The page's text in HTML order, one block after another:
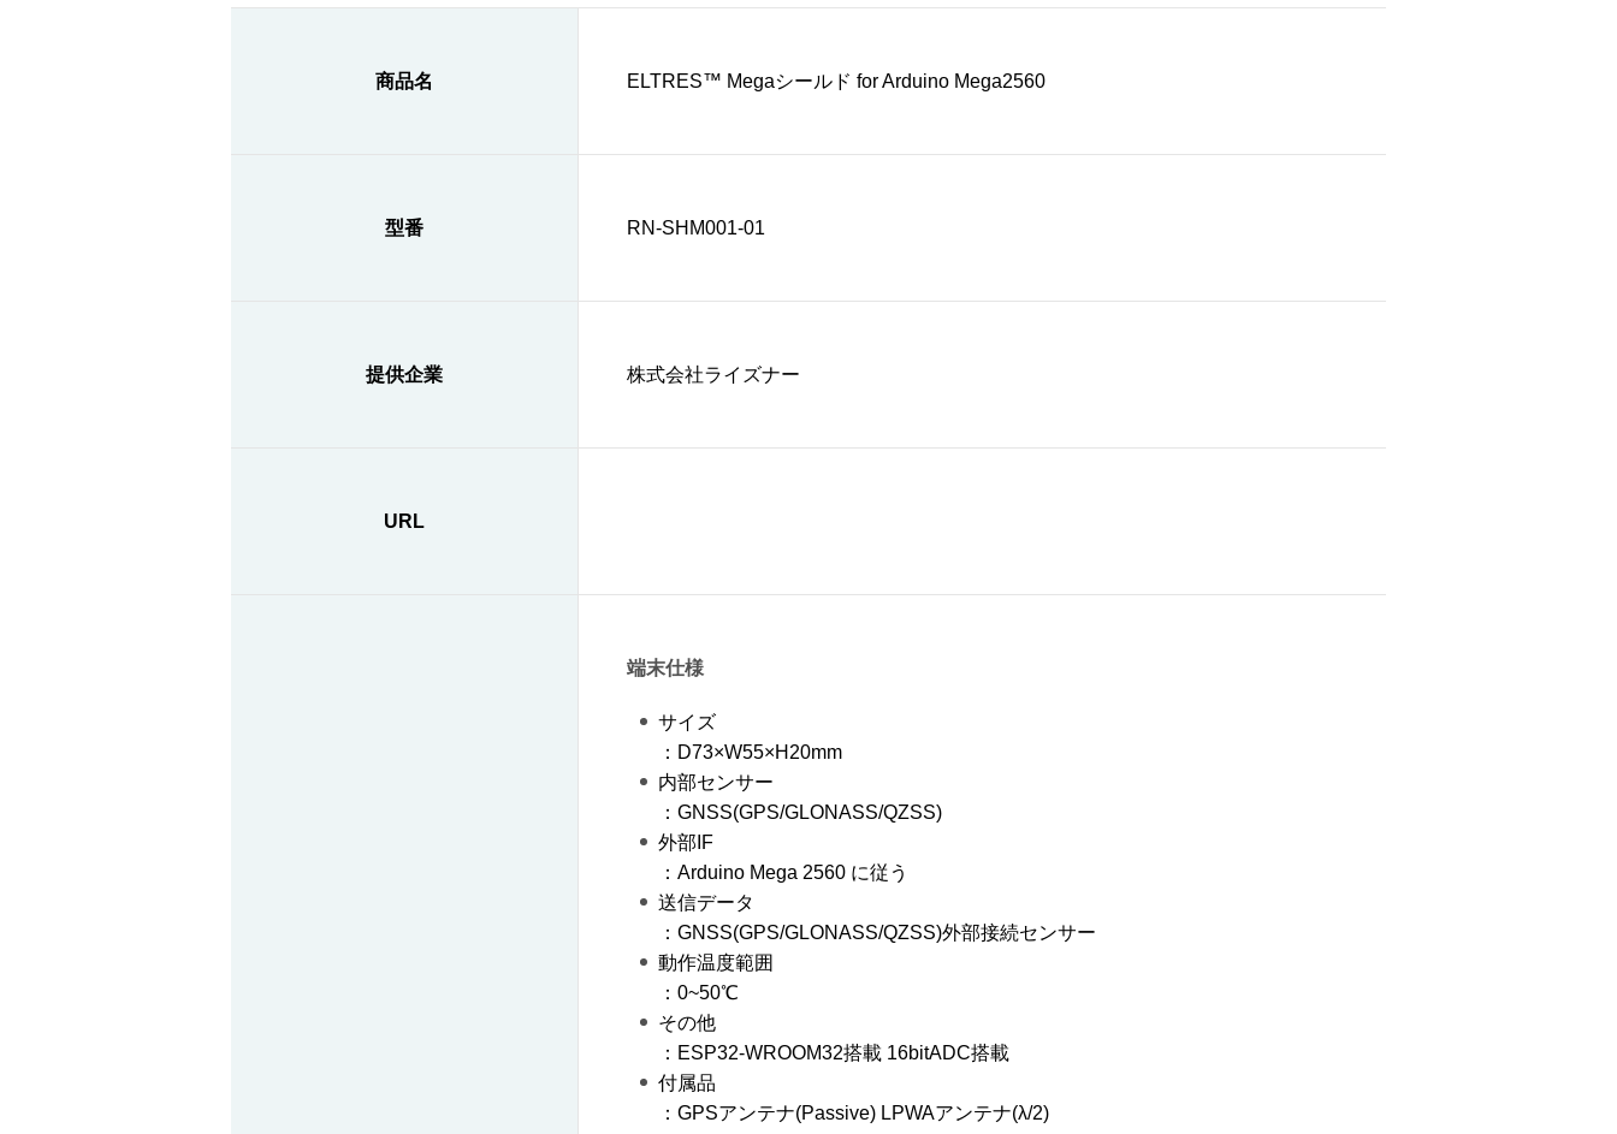
商品名 ELTRES™ Megaシールド for Arduino Mega2560
型番 RN-SHM001-01
提供企業 株式会社ライズナー
URL
端末仕様
サイズ
：D73×W55×H20mm
内部センサー
：GNSS(GPS/GLONASS/QZSS)
外部IF
：Arduino Mega 2560 に従う
送信データ
：GNSS(GPS/GLONASS/QZSS)外部接続センサー
動作温度範囲
：0~50℃
その他
：ESP32-WROOM32搭載 16bitADC搭載
付属品
：GPSアンテナ(Passive) LPWAアンテナ(λ/2)